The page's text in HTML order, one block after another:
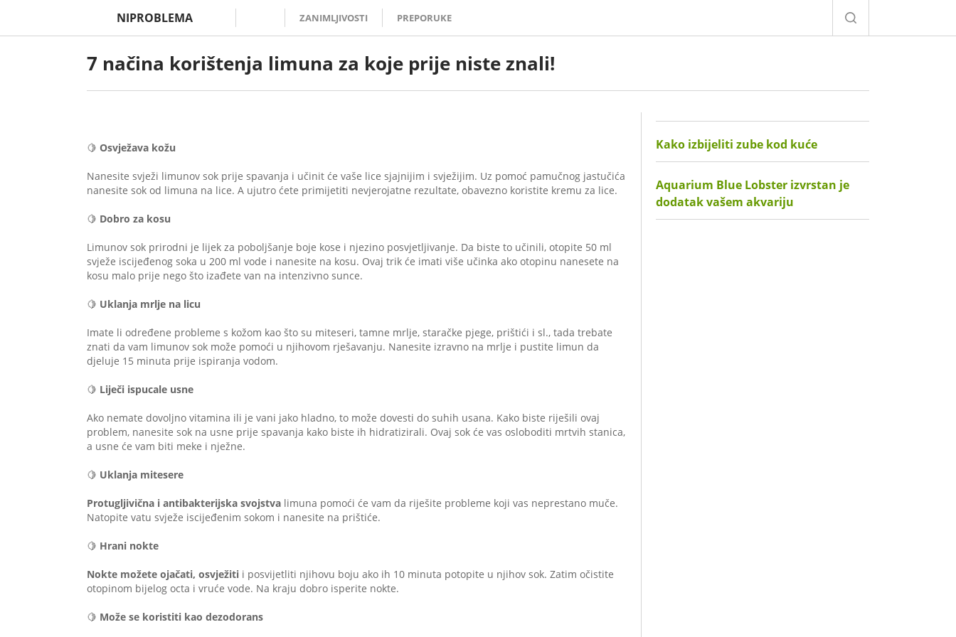
NIPROBLEMA ZANIMLJIVOSTI PREPORUKE
7 načina korištenja limuna za koje prije niste znali!
🍋 Osvježava kožu
Nanesite svježi limunov sok prije spavanja i učinit će vaše lice sjajnijim i svježijim. Uz pomoć pamučnog jastučića
nanesite sok od limuna na lice. A ujutro ćete primijetiti nevjerojatne rezultate, obavezno koristite kremu za lice.
🍋 Dobro za kosu
Limunov sok prirodni je lijek za poboljšanje boje kose i njezino posvjetljivanje. Da biste to učinili, otopite 50 ml
svježe iscijeđenog soka u 200 ml vode i nanesite na kosu. Ovaj trik će imati više učinka ako otopinu nanesete na
kosu malo prije nego što izađete van na intenzivno sunce.
🍋 Uklanja mrlje na licu
Imate li određene probleme s kožom kao što su miteseri, tamne mrlje, staračke pjege, prištići i sl., tada trebate
znati da vam limunov sok može pomoći u njihovom rješavanju. Nanesite izravno na mrlje i pustite limun da
djeluje 15 minuta prije ispiranja vodom.
🍋 Liječi ispucale usne
Ako nemate dovoljno vitamina ili je vani jako hladno, to može dovesti do suhih usana. Kako biste riješili ovaj
problem, nanesite sok na usne prije spavanja kako biste ih hidratizirali. Ovaj sok će vas osloboditi mrtvih stanica,
a usne će vam biti meke i nježne.
🍋 Uklanja mitesere
Protugljivična i antibakterijska svojstva limuna pomoći će vam da riješite probleme koji vas neprestano muče.
Natopite vatu svježe iscijeđenim sokom i nanesite na prištiće.
🍋 Hrani nokte
Nokte možete ojačati, osvježiti i posvijetliti njihovu boju ako ih 10 minuta potopite u njihov sok. Zatim očistite
otopinom bijelog octa i vruće vode. Na kraju dobro isperite nokte.
🍋 Može se koristiti kao dezodorans
Kako izbijeliti zube kod kuće
Aquarium Blue Lobster izvrstan je
dodatak vašem akvariju